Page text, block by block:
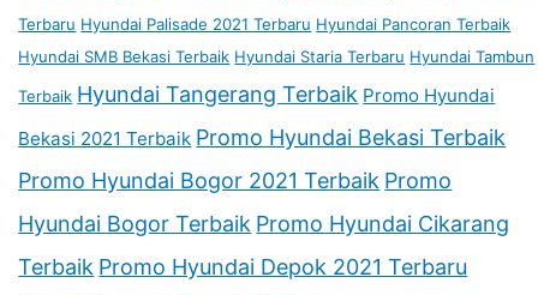
Terbaru Hyundai Palisade 2021 Terbaru Hyundai Pancoran Terbaik
Hyundai SMB Bekasi Terbaik Hyundai Staria Terbaru Hyundai Tambun
Terbaik Hyundai Tangerang Terbaik Promo Hyundai
Bekasi 2021 Terbaik Promo Hyundai Bekasi Terbaik
Promo Hyundai Bogor 2021 Terbaik Promo
Hyundai Bogor Terbaik Promo Hyundai Cikarang
Terbaik Promo Hyundai Depok 2021 Terbaru